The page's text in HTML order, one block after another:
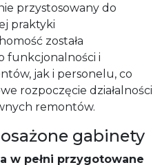
przystosowany do
praktyki
została
funkcjonalności i
jak i personelu, co
rozpoczęcie działalności
remontów.
gabinety
w pełni przygotowane